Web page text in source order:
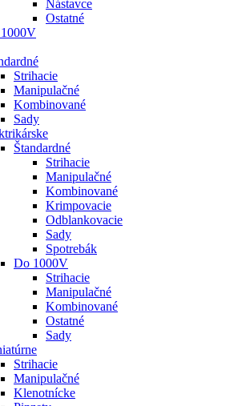
Nástavce
Ostatné
Strihacie
Manipulačné
Kombinované
Sady
Štandardné
Strihacie
Manipulačné
Kombinované
Krimpovacie
Odblankovacie
Sady
Spotrebák
Do 1000V
Strihacie
Manipulačné
Kombinované
Ostatné
Sady
Strihacie
Manipulačné
Klenotnícke